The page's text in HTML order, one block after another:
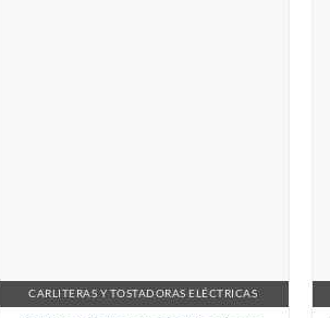
CARLITERAS Y TOSTADORAS ELÉCTRICAS